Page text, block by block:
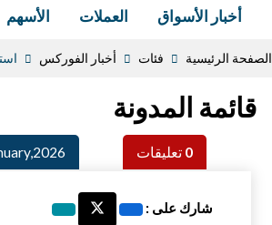
أخبار الأسواق العملات الأسهم
الصفحة الرئيسية فئات أخبار الفوركس
قائمة المدونة
شارك على :
0 تعليقات